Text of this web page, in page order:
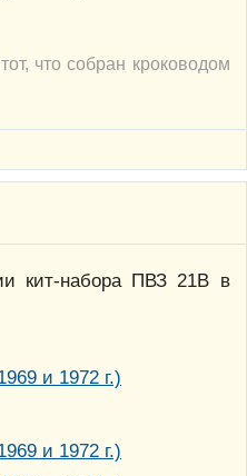
что собран кроководом
кит-набора ПВЗ 21В в